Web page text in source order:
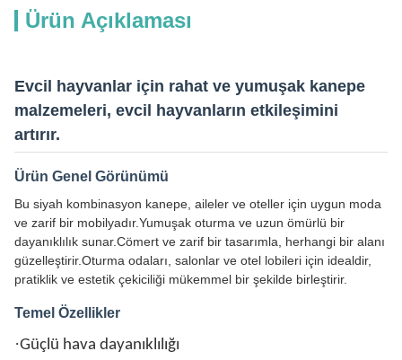
Ürün Açıklaması
Evcil hayvanlar için rahat ve yumuşak kanepe
malzemeleri, evcil hayvanların etkileşimini
artırır.
Ürün Genel Görünümü
Bu siyah kombinasyon kanepe, aileler ve oteller için uygun moda
ve zarif bir mobilyadır.Yumuşak oturma ve uzun ömürlü bir
dayanıklılık sunar.Cömert ve zarif bir tasarımla, herhangi bir alanı
güzelleştirir.Oturma odaları, salonlar ve otel lobileri için idealdir,
pratiklik ve estetik çekiciliği mükemmel bir şekilde birleştirir.
Temel Özellikler
·Güçlü hava dayanıklılığı